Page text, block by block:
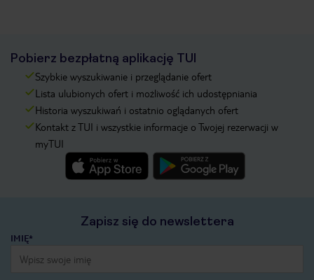
Pobierz bezpłatną aplikację TUI
Szybkie wyszukiwanie i przeglądanie ofert
Lista ulubionych ofert i możliwość ich udostępniania
Historia wyszukiwań i ostatnio oglądanych ofert
Kontakt z TUI i wszystkie informacje o Twojej rezerwacji w
myTUI
Zapisz się do newslettera
IMIĘ*